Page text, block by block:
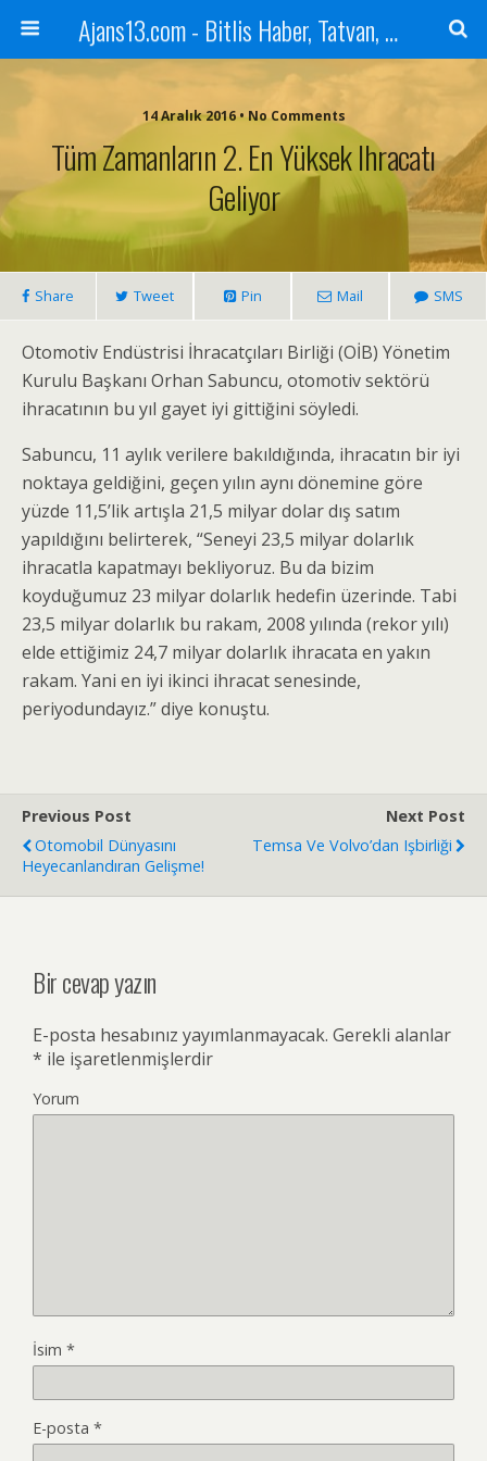
Ajans13.com - Bitlis Haber, Tatvan, Ahlat, Adilcevaz, Mutki, Hizan, Güroymak, Gazete, Ajans, 13, Haber
14 Aralık 2016 • No Comments
Tüm Zamanların 2. En Yüksek Ihracatı
Geliyor
Share Tweet Pin Mail SMS
Otomotiv Endüstrisi İhracatçıları Birliği (OİB) Yönetim
Kurulu Başkanı Orhan Sabuncu, otomotiv sektörü
ihracatının bu yıl gayet iyi gittiğini söyledi.
Sabuncu, 11 aylık verilere bakıldığında, ihracatın bir iyi
noktaya geldiğini, geçen yılın aynı dönemine göre
yüzde 11,5’lik artışla 21,5 milyar dolar dış satım
yapıldığını belirterek, “Seneyi 23,5 milyar dolarlık
ihracatla kapatmayı bekliyoruz. Bu da bizim
koyduğumuz 23 milyar dolarlık hedefin üzerinde. Tabi
23,5 milyar dolarlık bu rakam, 2008 yılında (rekor yılı)
elde ettiğimiz 24,7 milyar dolarlık ihracata en yakın
rakam. Yani en iyi ikinci ihracat senesinde,
periyodundayız.” diye konuştu.
Previous Post
Otomobil Dünyasını
Heyecanlandıran Gelişme!
Next Post
Temsa Ve Volvo’dan Işbirliği
Bir cevap yazın
E-posta hesabınız yayımlanmayacak. Gerekli alanlar
* ile işaretlenmişlerdir
Yorum
İsim *
E-posta *